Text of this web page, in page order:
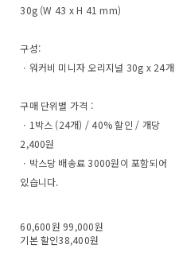
30g (W 43 x H 41 mm)
구성:
ㆍ워커비 미니자 오리지널 30g x 24개
구매 단위별 가격 :
ㆍ1박스 (24개) / 40% 할인 / 개당
2,400원
ㆍ박스당 배송료 3000원이 포함되어
있습니다.
60,600원 99,000원
기본 할인38,400원